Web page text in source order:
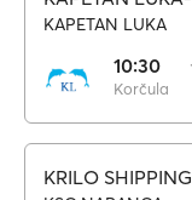
KAPETAN LUKA
10:30
Korčula
KRILO